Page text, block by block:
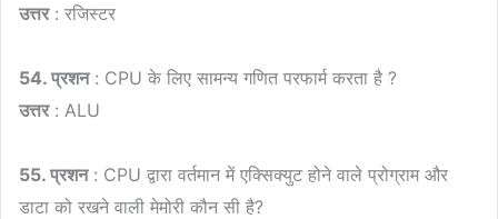
उत्तर: रजिस्टर
54. प्रशन: CPU के लिए सामन्य गणित परफार्म करता है ?
उत्तर: ALU
55. प्रशन: CPU द्वारा वर्तमान में एक्सिक्युट होने वाले प्रोग्राम और
डाटा को रखने वाली मेमोरी कौन सी है?